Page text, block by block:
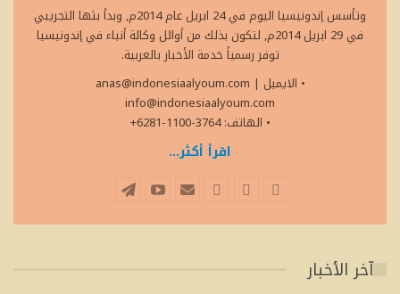
وتأسس إندونيسيا اليوم في 24 ابريل عام 2014م, وبدأ بثها التجريبي
في 29 ابريل 2014م, لتكون بذلك من أوائل وكالة أنباء في إندونيسيا
توفر رسمياً خدمة الأخبار بالعربية.
• الايميل
anas@indonesiaalyoum.com |
info@indonesiaalyoum.com
• الهاتف: 3764-1100-6281+
اقرأ أكثر...
آخر الأخبار